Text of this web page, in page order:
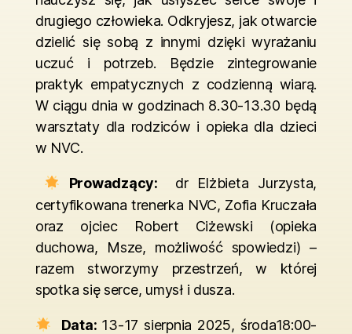
drugiego człowieka. Odkryjesz, jak otwarcie
dzielić się sobą z innymi dzięki wyrażaniu
uczuć i potrzeb. Będzie zintegrowanie
praktyk empatycznych z codzienną wiarą.
W ciągu dnia w godzinach 8.30-13.30 będą
warsztaty dla rodziców i opieka dla dzieci
w NVC.
Prowadzący: dr Elżbieta Jurzysta,
certyfikowana trenerka NVC, Zofia Kruczała
oraz ojciec Robert Ciżewski (opieka
duchowa, Msze, możliwość spowiedzi) –
razem stworzymy przestrzeń, w której
spotka się serce, umysł i dusza.
Data: 13-17 sierpnia 2025, środa18:00-